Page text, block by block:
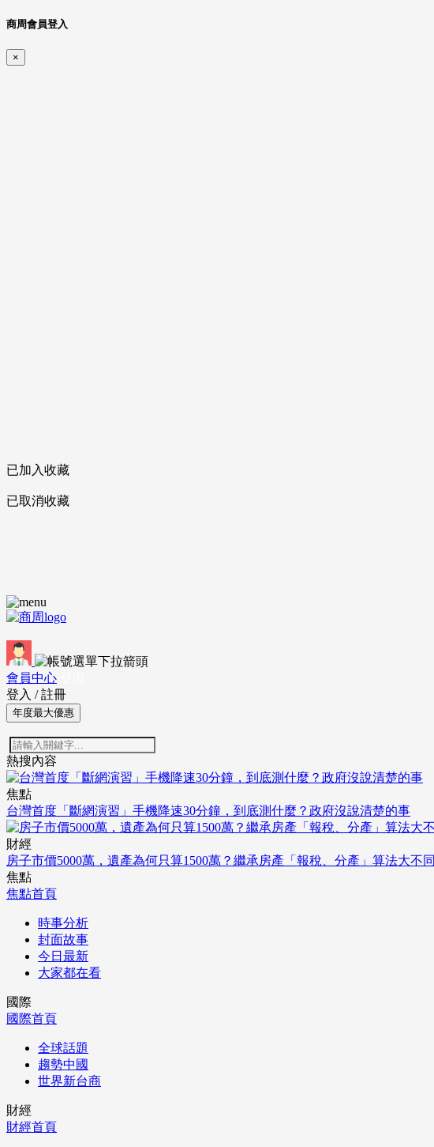
商周會員登入
×
已加入收藏
已取消收藏
會員中心
登入 / 註冊
年度最大優惠
熱搜內容
焦點
台灣首度「斷網演習」手機降速30分鐘，到底測什麼？政府沒說清楚的事
財經
房子市價5000萬，遺產為何只算1500萬？繼承房產「報稅、分產」算法大不同
焦點
焦點首頁
時事分析
封面故事
今日最新
大家都在看
國際
國際首頁
全球話題
趨勢中國
世界新台商
財經
財經首頁